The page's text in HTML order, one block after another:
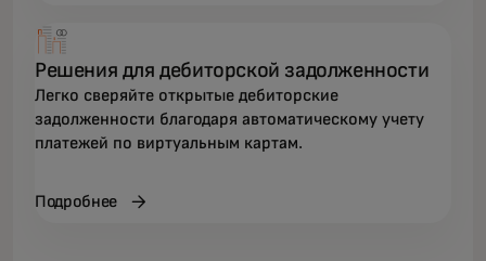
Решения для дебиторской задолженности
Легко сверяйте открытые дебиторские
задолженности благодаря автоматическому учету
платежей по виртуальным картам.
Подробнее